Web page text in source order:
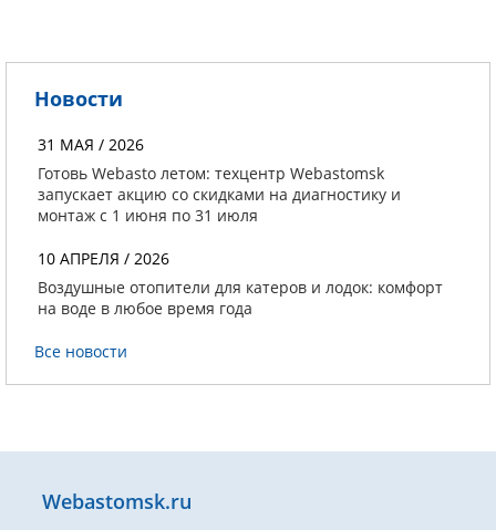
Новости
31 МАЯ / 2026
Готовь Webasto летом: техцентр Webastomsk
запускает акцию со скидками на диагностику и
монтаж с 1 июня по 31 июля
10 АПРЕЛЯ / 2026
Воздушные отопители для катеров и лодок: комфорт
на воде в любое время года
Все новости
Webastomsk.ru